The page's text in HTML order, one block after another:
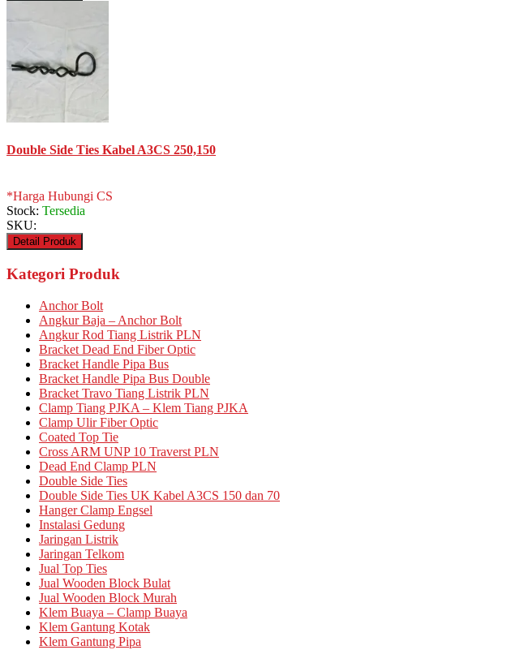
Double Side Ties Kabel A3CS 250,150
*Harga Hubungi CS
Stock: Tersedia
SKU:
Detail Produk
Kategori Produk
Anchor Bolt
Angkur Baja – Anchor Bolt
Angkur Rod Tiang Listrik PLN
Bracket Dead End Fiber Optic
Bracket Handle Pipa Bus
Bracket Handle Pipa Bus Double
Bracket Travo Tiang Listrik PLN
Clamp Tiang PJKA – Klem Tiang PJKA
Clamp Ulir Fiber Optic
Coated Top Tie
Cross ARM UNP 10 Traverst PLN
Dead End Clamp PLN
Double Side Ties
Double Side Ties UK Kabel A3CS 150 dan 70
Hanger Clamp Engsel
Instalasi Gedung
Jaringan Listrik
Jaringan Telkom
Jual Top Ties
Jual Wooden Block Bulat
Jual Wooden Block Murah
Klem Buaya – Clamp Buaya
Klem Gantung Kotak
Klem Gantung Pipa